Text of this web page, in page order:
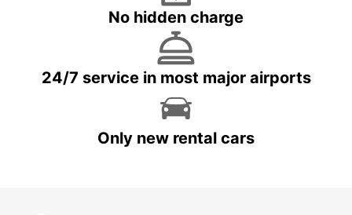
No hidden charge
24/7 service in most major airports
Only new rental cars